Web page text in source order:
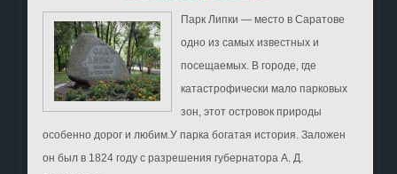
Парк Липки — место в Саратове
одно из самых известных и
посещаемых. В городе, где
катастрофически мало парковых
зон, этот островок природы
особенно дорог и любим.У парка богатая история. Заложен
он был в 1824 году с разрешения губернатора А. Д.